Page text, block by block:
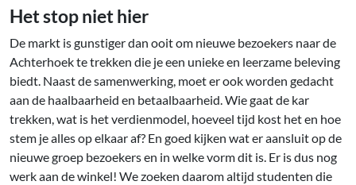
Het stop niet hier
De markt is gunstiger dan ooit om nieuwe bezoekers naar de
Achterhoek te trekken die je een unieke en leerzame beleving
biedt. Naast de samenwerking, moet er ook worden gedacht
aan de haalbaarheid en betaalbaarheid. Wie gaat de kar
trekken, wat is het verdienmodel, hoeveel tijd kost het en hoe
stem je alles op elkaar af? En goed kijken wat er aansluit op de
nieuwe groep bezoekers en in welke vorm dit is. Er is dus nog
werk aan de winkel! We zoeken daarom altijd studenten die